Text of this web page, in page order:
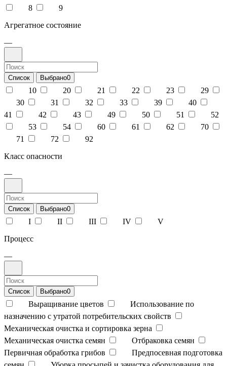
8
9
Агрегатное состояние
—
Список Выбрано0
10 20 21 22 23
29
30
31 32 33 39
40
41
42 43 49 50 51
52
53
54 60 61 62
70
71
72
92
Класс опасности
—
Список Выбрано0
I II III IV
V
Процесс
—
Список Выбрано0
Выращивание цветов
Использование по
назначению с утратой потребительских свойств
Механическая очистка и сортировка зерна
Механическая очистка семян
Отбраковка семян
Первичная обработка грибов
Предпосевная подготовка